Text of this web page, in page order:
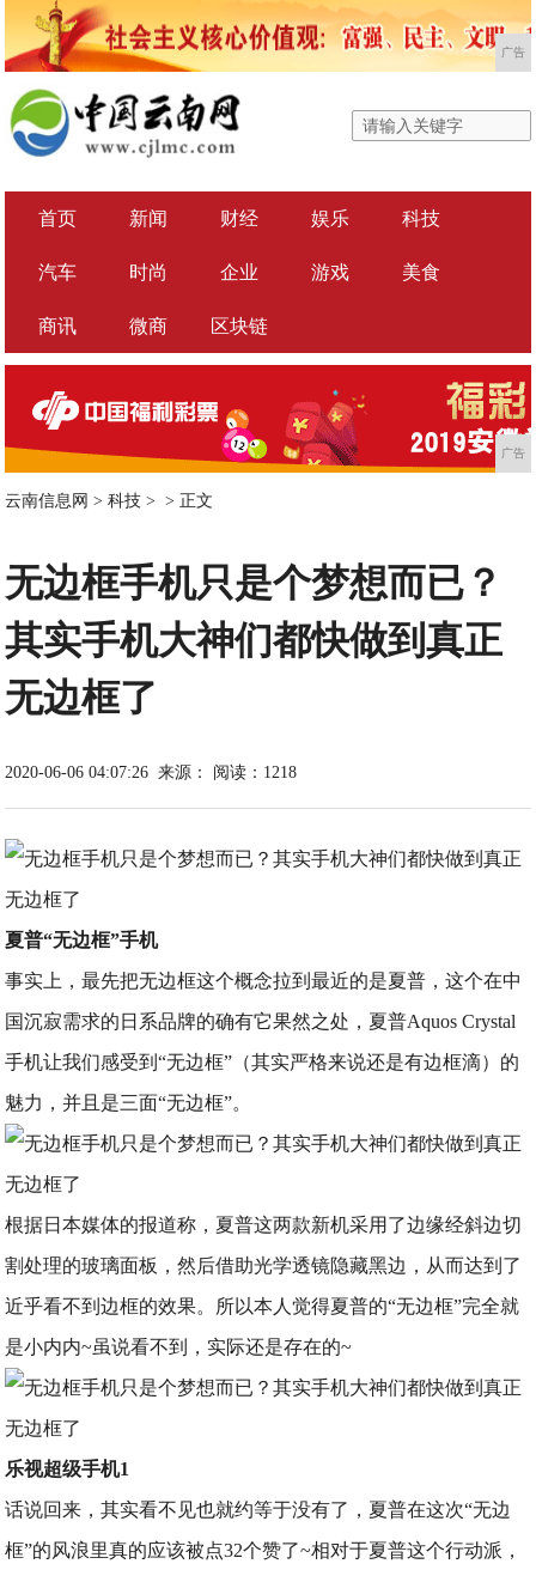
广告
首页 新闻 财经 娱乐 科技
汽车 时尚 企业 游戏 美食
商讯 微商 区块链
广告
云南信息网 >科技 > > 正文
无边框手机只是个梦想而已？
其实手机大神们都快做到真正
无边框了
2020-06-06 04:07:26 来源： 阅读：1218
夏普“无边框”手机
事实上，最先把无边框这个概念拉到最近的是夏普，这个在中
国沉寂需求的日系品牌的确有它果然之处，夏普Aquos Crystal
手机让我们感受到“无边框”（其实严格来说还是有边框滴）的
魅力，并且是三面“无边框”。
根据日本媒体的报道称，夏普这两款新机采用了边缘经斜边切
割处理的玻璃面板，然后借助光学透镜隐藏黑边，从而达到了
近乎看不到边框的效果。所以本人觉得夏普的“无边框”完全就
是小内内~虽说看不到，实际还是存在的~
乐视超级手机1
话说回来，其实看不见也就约等于没有了，夏普在这次“无边
框”的风浪里真的应该被点32个赞了~相对于夏普这个行动派，